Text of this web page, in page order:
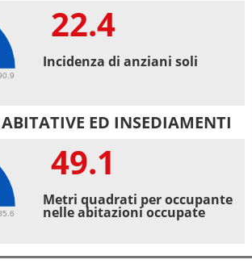
22.4
Incidenza di anziani soli
ED INSEDIAMENTI
49.1
Metri quadrati per occupante
nelle abitazioni occupate